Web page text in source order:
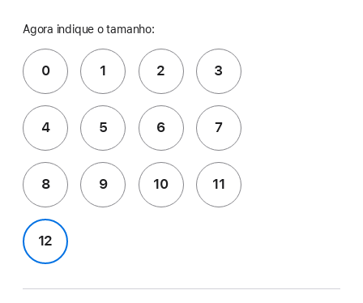
Agora indique o tamanho:
0 1 2 3
4 5 6 7
8 9 10 11
12